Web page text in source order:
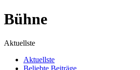
Bühne
Aktuellste
Aktuellste
Beliebte Beiträge